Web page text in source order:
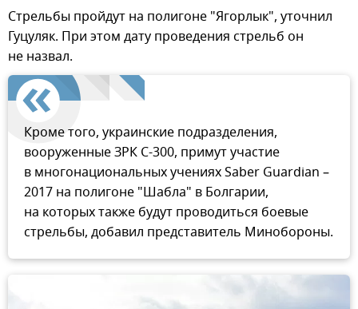
Стрельбы пройдут на полигоне "Ягорлык", уточнил
Гуцуляк. При этом дату проведения стрельб он
не назвал.
Кроме того, украинские подразделения,
вооруженные ЗРК С-300, примут участие
в многонациональных учениях Saber Guardian –
2017 на полигоне "Шабла" в Болгарии,
на которых также будут проводиться боевые
стрельбы, добавил представитель Минобороны.